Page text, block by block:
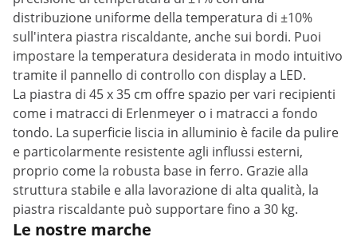
distribuzione uniforme della temperatura di ±10%
sull'intera piastra riscaldante, anche sui bordi. Puoi
impostare la temperatura desiderata in modo intuitivo
tramite il pannello di controllo con display a LED.
La piastra di 45 x 35 cm offre spazio per vari recipienti
come i matracci di Erlenmeyer o i matracci a fondo
tondo. La superficie liscia in alluminio è facile da pulire
e particolarmente resistente agli influssi esterni,
proprio come la robusta base in ferro. Grazie alla
struttura stabile e alla lavorazione di alta qualità, la
piastra riscaldante può supportare fino a 30 kg.
Le nostre marche